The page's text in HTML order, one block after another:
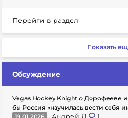
Перейти в раздел
Показать
Обсуждение
Vegas Hockey Knight о Дорофееве
бы Россия «научилась вести себя
19.01.2026
Андрей Л 1